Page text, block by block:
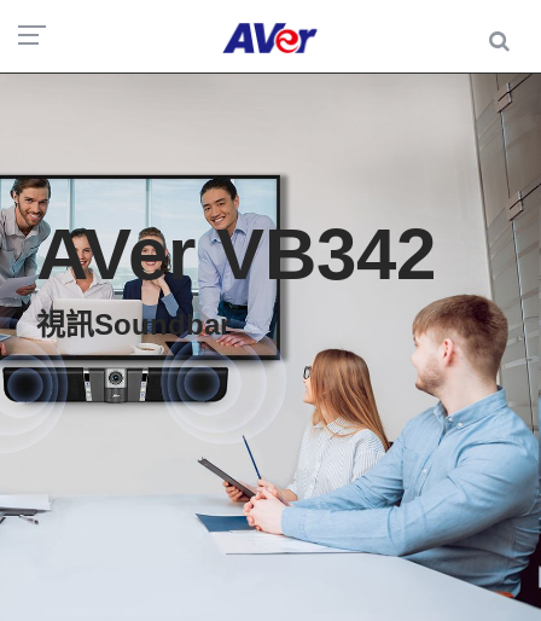
AVer VB342
視訊Soundbar